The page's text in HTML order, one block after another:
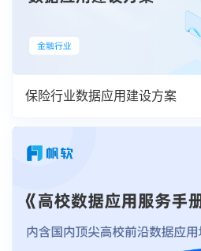
保险行业数据应用建设方案